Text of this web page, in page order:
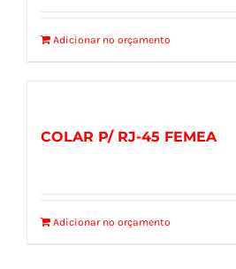
Adicionar no orçamento
COLAR P/ RJ-45 FEMEA
Adicionar no orçamento